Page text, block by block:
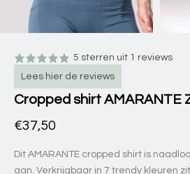
5 sterren uit 1 reviews
Lees hier de reviews
Cropped shirt AMARANTE
€37,50
Dit AMARANTE cropped shirt is
aan. Verkrijgbaar in 7 trendy kleuren